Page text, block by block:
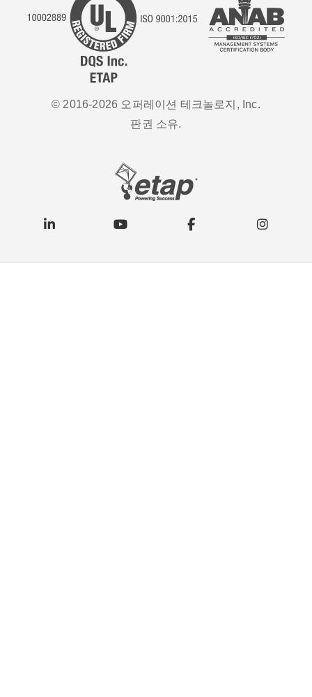
© 2016-2026 오퍼레이션 테크놀로지, Inc.
판권 소유.